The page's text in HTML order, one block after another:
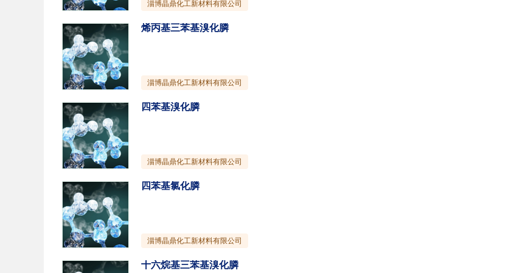
淄博晶鼎化工新材料有限公司
烯丙基三苯基溴化膦
淄博晶鼎化工新材料有限公司
四苯基溴化膦
淄博晶鼎化工新材料有限公司
四苯基氯化膦
淄博晶鼎化工新材料有限公司
十六烷基三苯基溴化膦